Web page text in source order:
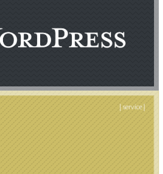
| service |